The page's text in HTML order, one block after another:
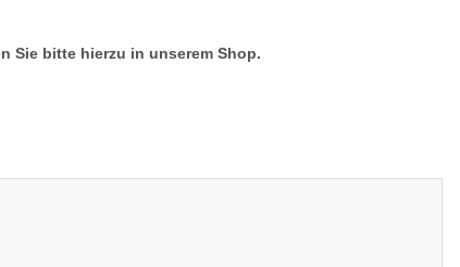
Sie bitte hierzu in unserem Shop.